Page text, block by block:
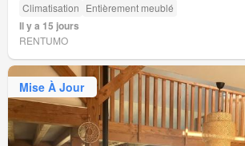
Climatisation Entièrement meublé
Il y a 15 jours
RENTUMO
Mise À Jour